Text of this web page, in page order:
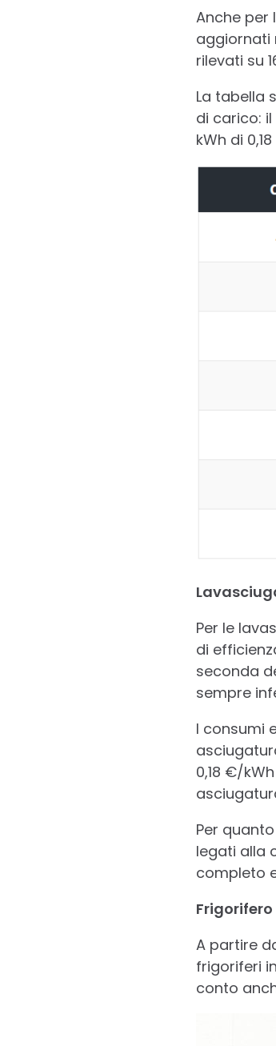
Anche per
aggiornati
rilevati su
La tabella
di carico:
kWh di
Per le
di
seconda
sempre
I consumi
0,18 €/
Per
legati alla
completo
Frigorifero
A partire
frigoriferi
conto